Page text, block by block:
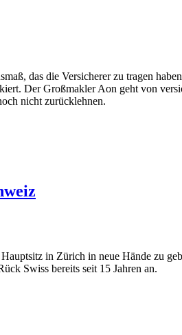
das die Versicherer zu tragen
Der Großmakler Aon geht von
nicht zurücklehnen.
in Zürich in neue Hände zu
Swiss bereits seit 15 Jahren an.